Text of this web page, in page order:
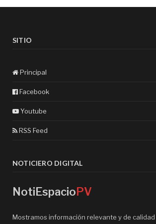
SITIO
Principal
Facebook
Youtube
RSS Feed
NOTICIERO DIGITAL
NotiEspacioPV
Mostramos información relevante y de calidad